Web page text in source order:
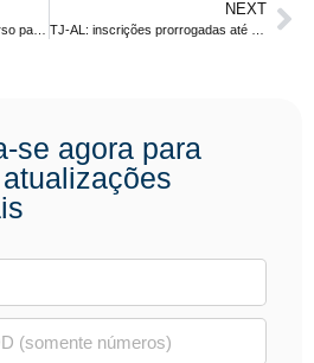
NEXT
se agora para